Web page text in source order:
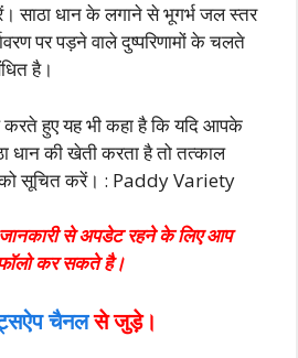
साठा धान के लगाने से भूगर्भ जल स्तर
पर पड़ने वाले दुष्परिणामों के चलते
है।
करते हुए यह भी कहा है कि यदि आपके
धान की खेती करता है तो तत्काल
सूचित करें। : Paddy Variety
से अपडेट रहने के लिए आप
फॉलो कर सकते है।
चैनलसे जुड़े।